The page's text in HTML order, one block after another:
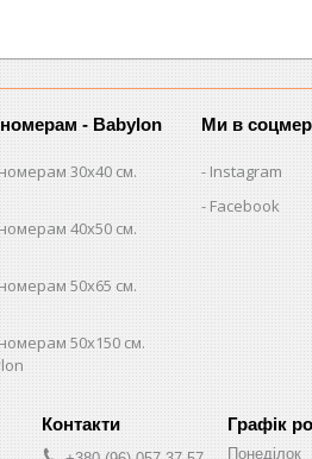
- Babylon
30х40 см.
40х50 см.
50х65 см.
50х150 см.
Ми в
Instagram
Facebook
Графік
Понеділок